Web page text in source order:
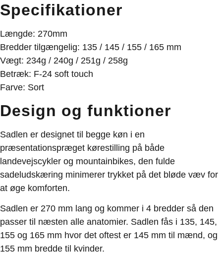
Specifikationer
Længde: 270mm
Bredder tilgængelig: 135 / 145 / 155 / 165 mm
Vægt: 234g / 240g / 251g / 258g
Betræk: F-24 soft touch
Farve: Sort
Design og funktioner
Sadlen er designet til begge køn i en
præsentationspræget kørestilling på både
landevejscykler og mountainbikes, den fulde
sadeludskæring minimerer trykket på det bløde væv for
at øge komforten.
Sadlen er 270 mm lang og kommer i 4 bredder så den
passer til næsten alle anatomier. Sadlen fås i 135, 145,
155 og 165 mm hvor det oftest er 145 mm til mænd, og
155 mm bredde til kvinder.